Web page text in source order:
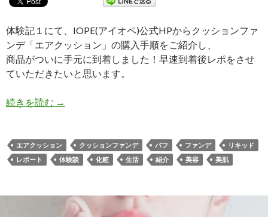
体験記１にて、IOPE(アイオペ)公式HPからクッションファ
ンデ「エアクッション」の購入手順をご紹介し、
商品がついに手元に到着しました！早速到着後レポをさせ
ていただきたいと思います。
続きを読む 商品到着！IOPE クッションファンデ 「エアク
→
エアクッション クッションファンデ パフ ファンデ
リキッド
レポート
体験談 化粧 生活 紹介 美容 美肌